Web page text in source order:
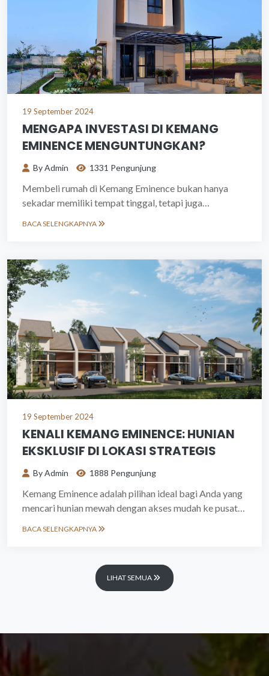
19 September 2024
MENGAPA INVESTASI DI KEMANG
EMINENCE MENGUNTUNGKAN?
By Admin 1331 Pengunjung
Membeli rumah di Kemang Eminence bukan hanya
sekadar memiliki tempat tinggal, tetapi juga
BACA SELENGKAPNYA
19 September 2024
KENALI KEMANG EMINENCE: HUNIAN
EKSKLUSIF DI LOKASI STRATEGIS
By Admin 1888 Pengunjung
Kemang Eminence adalah pilihan ideal bagi Anda yang
mencari hunian mewah dengan akses mudah ke pusat
modern dan ketenangan lingkungan.
BACA SELENGKAPNYA
LIHAT SEMUA